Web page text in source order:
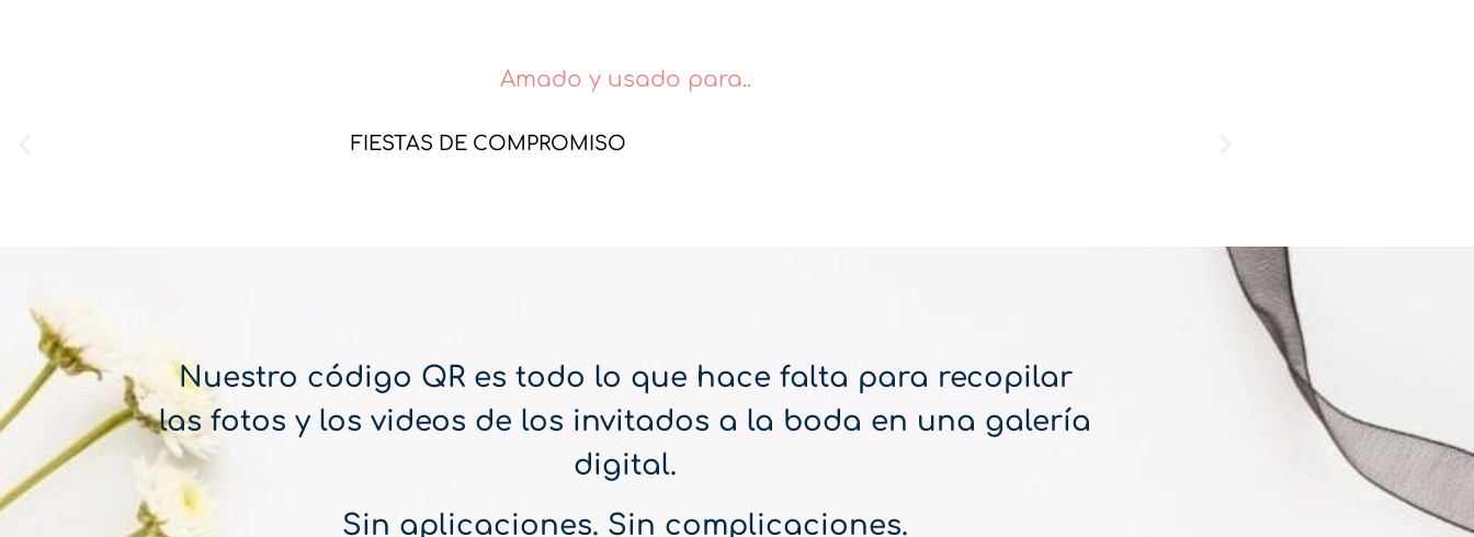
Amado y usado para..
FIESTAS DE COMPROMISO
Nuestro código QR es todo lo que hace falta para recopilar
las fotos y los videos de los invitados a la boda en una galería
digital.
Sin aplicaciones. Sin complicaciones.